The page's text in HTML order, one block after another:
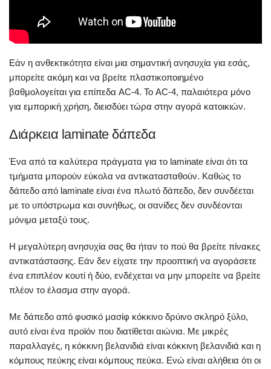
Εάν η ανθεκτικότητα είναι μια σημαντική ανησυχία για εσάς,
μπορείτε ακόμη και να βρείτε πλαστικοποιημένο
βαθμολογείται για επίπεδα AC-4. Το AC-4, παλαιότερα μόνο
για εμπορική χρήση, διεισδύει τώρα στην αγορά κατοικιών.
Διάρκεια laminate δάπεδα
Ένα από τα καλύτερα πράγματα για το laminate είναι ότι τα
τμήματα μπορούν εύκολα να αντικατασταθούν. Καθώς το
δάπεδο από laminate είναι ένα πλωτό δάπεδο, δεν συνδέεται
με το υπόστρωμα και συνήθως, οι σανίδες δεν συνδέονται
μόνιμα μεταξύ τους.
Η μεγαλύτερη ανησυχία σας θα ήταν το πού θα βρείτε πίνακες
αντικατάστασης. Εάν δεν είχατε την προοπτική να αγοράσετε
ένα επιπλέον κουτί ή δύο, ενδέχεται να μην μπορείτε να βρείτε
πλέον το έλασμα στην αγορά.
Με δάπεδο από φυσικό μασίφ κόκκινο δρύινο σκληρό ξύλο,
αυτό είναι ένα προϊόν που διατίθεται αιώνια. Με μικρές
παραλλαγές, η κόκκινη βελανιδιά είναι κόκκινη βελανιδιά και η
κόμπους πεύκης είναι κόμπους πεύκα. Ενώ είναι αλήθεια ότι οι